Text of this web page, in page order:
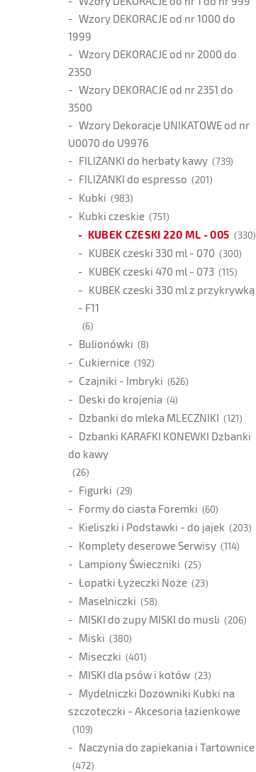
Wzory DEKORACJE od nr 1000 do
1999
Wzory DEKORACJE od nr 2000 do
2350
Wzory DEKORACJE od nr 2351 do
3500
Wzory Dekoracje UNIKATOWE od nr
U0070 do U9976
FILIŻANKI do herbaty kawy (739)
FILIŻANKI do espresso (201)
Kubki (983)
Kubki czeskie (751)
KUBEK CZESKI 220 ML - 005 (330)
KUBEK czeski 330 ml - 070 (300)
KUBEK czeski 470 ml - 073 (115)
KUBEK czeski 330 ml z przykrywką
- F11
(6)
Bulionówki (8)
Cukiernice (192)
Czajniki - Imbryki (626)
Deski do krojenia (4)
Dzbanki do mleka MLECZNIKI (121)
Dzbanki KARAFKI KONEWKI Dzbanki
do kawy
(26)
Figurki (29)
Formy do ciasta Foremki (60)
Kieliszki i Podstawki - do jajek (203)
Komplety deserowe Serwisy (114)
Lampiony Świeczniki (25)
Łopatki Łyżeczki Noże (23)
Maselniczki (58)
MISKI do zupy MISKI do musli (206)
Miski (380)
Miseczki (401)
MISKI dla psów i kotów (23)
Mydelniczki Dozowniki Kubki na
szczoteczki - Akcesoria łazienkowe
(109)
Naczynia do zapiekania i Tartownice
(472)